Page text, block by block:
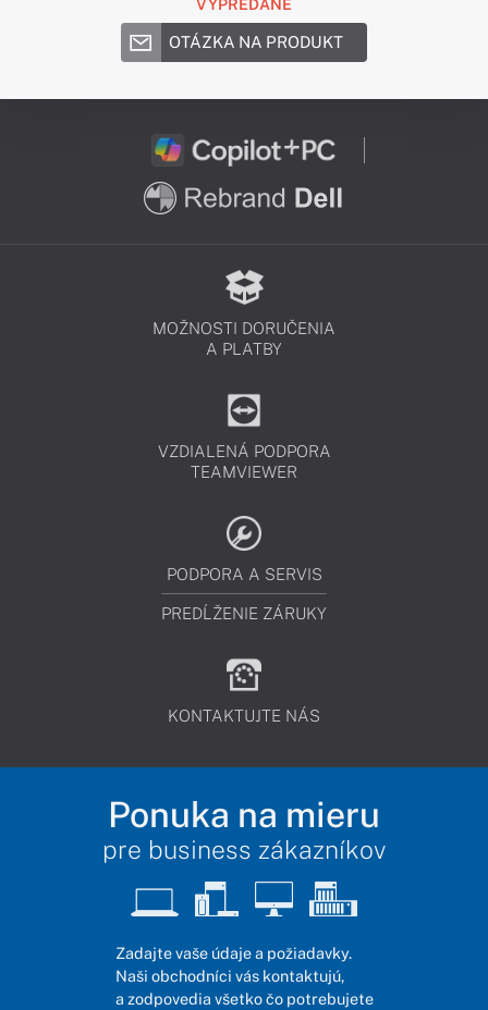
VYPREDANÉ
OTÁZKA NA PRODUKT
MOŽNOSTI DORUČENIA
A PLATBY
VZDIALENÁ PODPORA
TEAMVIEWER
PODPORA A SERVIS
PREDĹŽENIE ZÁRUKY
KONTAKTUJTE NÁS
Ponuka na mieru
pre business zákazníkov
Zadajte vaše údaje a požiadavky.
Naši obchodníci vás kontaktujú,
a zodpovedia všetko čo potrebujete